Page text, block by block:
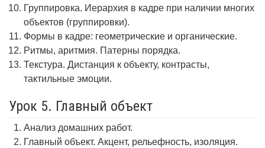
Группировка. Иерархия в кадре при наличии многих
объектов (группировки).
Формы в кадре: геометрические и органические.
Ритмы, аритмия. Патерны порядка.
Текстура. Дистанция к объекту, контрасты,
тактильные эмоции.
Урок 5. Главный объект
Анализ домашних работ.
Главный объект. Акцент, рельефность, изоляция.